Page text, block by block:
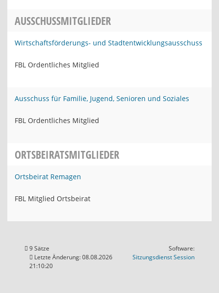
AUSSCHUSSMITGLIEDER
Wirtschaftsförderungs- und Stadtentwicklungsausschuss
FBL Ordentliches Mitglied
Ausschuss für Familie, Jugend, Senioren und Soziales
FBL Ordentliches Mitglied
ORTSBEIRATSMITGLIEDER
Ortsbeirat Remagen
FBL Mitglied Ortsbeirat
9 Sätze
Letzte Änderung: 08.08.2026
21:10:20
Software:
SitzungsdienstSession(Wird in